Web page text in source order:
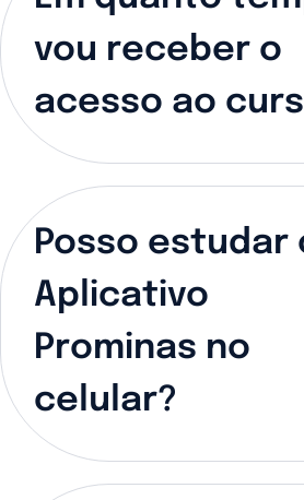
vou receber o
acesso ao
Posso estudar
Aplicativo
Prominas no
celular?